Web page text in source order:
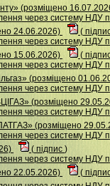
(розміщено
через систему
24.06.2026)
(
через систему
15.06.2026)
(
через систему НДУ
(розміщено
через систему
(розміщено
через систему
(розміщено
через систему
( підпис )
через систему
22.05.2026)
(